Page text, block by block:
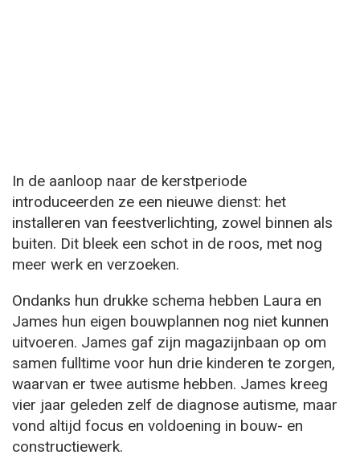
In de aanloop naar de kerstperiode
introduceerden ze een nieuwe dienst: het
installeren van feestverlichting, zowel binnen als
buiten. Dit bleek een schot in de roos, met nog
meer werk en verzoeken.
Ondanks hun drukke schema hebben Laura en
James hun eigen bouwplannen nog niet kunnen
uitvoeren. James gaf zijn magazijnbaan op om
samen fulltime voor hun drie kinderen te zorgen,
waarvan er twee autisme hebben. James kreeg
vier jaar geleden zelf de diagnose autisme, maar
vond altijd focus en voldoening in bouw- en
constructiewerk.